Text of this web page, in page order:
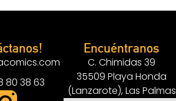
80 38 63
Encuéntranos
C. Chimidas 39
35509 Playa Honda
(Lanzarote), Las Palmas